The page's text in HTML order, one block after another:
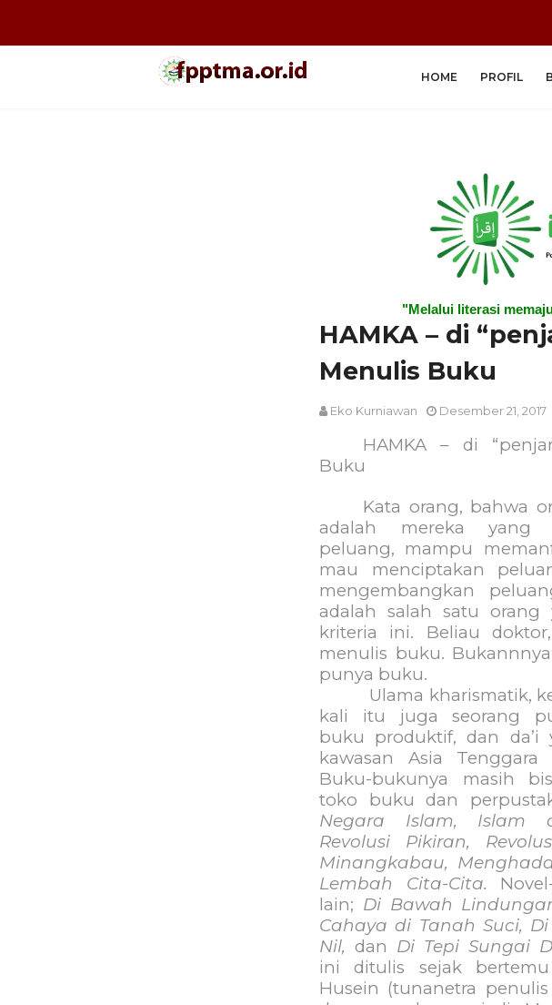
HOME PROFIL
"Melalui literasi
HAMKA – di
Menulis Buku
Eko Kurniawan Desember 21, 2017
HAMKA – di
Buku
Kata orang, bahwa
adalah mereka yang
peluang, mampu
mau menciptakan
mengembangkan
adalah salah satu orang
kriteria ini. Beliau
menulis buku.
punya buku.
Ulama kharismatik,
kali itu juga seorang
buku produktif, dan da’i
kawasan Asia Tenggara
Buku-bukunya masih
toko buku dan
Negara Islam, Islam
Revolusi Pikiran,
Minangkabau,
Lembah Cita-Cita.
lain; Di Bawah
Cahaya di Tanah Suci,
Nil, dan Di Tepi Sungai
ini ditulis sejak
Husein (tunanetra